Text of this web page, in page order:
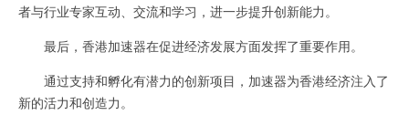
者与行业专家互动、交流和学习，进一步提升创新能力。
最后，香港加速器在促进经济发展方面发挥了重要作用。
通过支持和孵化有潜力的创新项目，加速器为香港经济注入了
新的活力和创造力。